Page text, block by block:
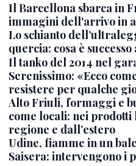
Il Barcellona sbarca in
immagini dell'arrivo in
Lo schianto
quercia: cosa è
Il tanko del 2014 nel
Serenissimo: «Ecco
resistere per qualche
Alto Friuli, formaggi e
come locali: nei prodotti
regione e dall’estero
Udine, fiamme in un
Saisera: intervengono i